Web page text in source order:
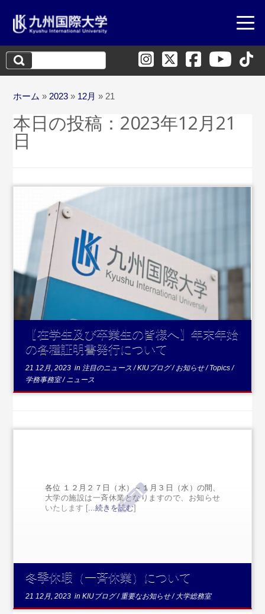
検
索:
ホーム » 2023 » 12月 » 21
本日の投稿： 2023年12月21
日
...続きを読む
【在学生及び卒業生の皆様へ】年末年始
の各種証明書発行について
21 12月, 2023 in 注目のニュース/KIUブログ/お知らせ/Topics/
学務事務室/ニュース
各位 １２月２７日（水）～１月３日（水）の間、
大学の施設は一斉休業となりますので、お知らせ
いたします [...続きを読む]
冬季休暇（一斉休業）について
21 12月, 2023 inKIUブログ/重要なお知らせ/ 大学総務室